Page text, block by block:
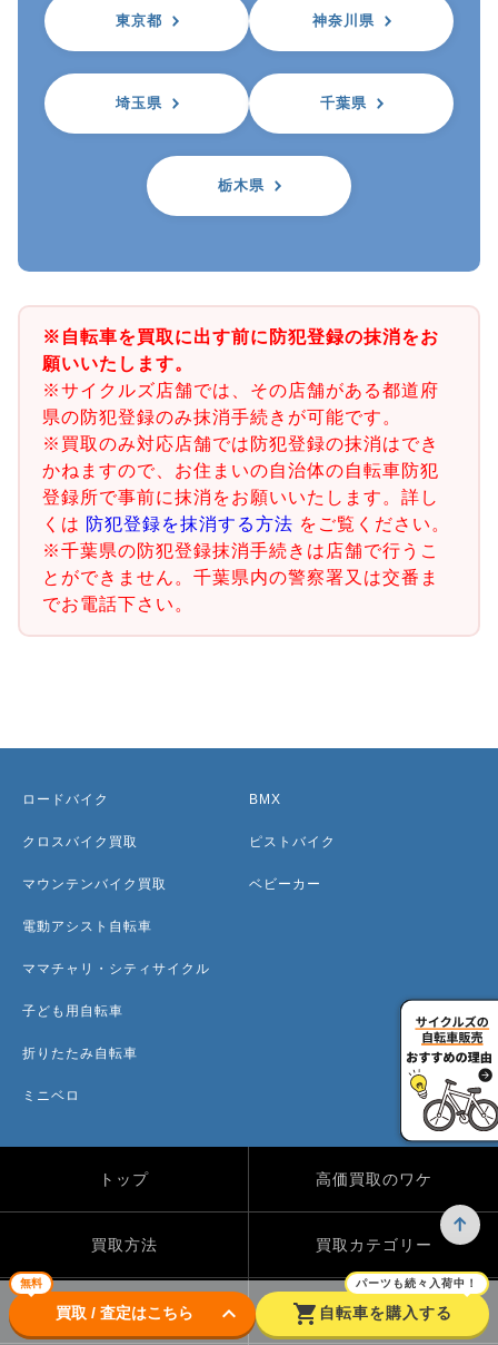
東京都 神奈川県
埼玉県 千葉県
栃木県
※自転車を買取に出す前に防犯登録の抹消をお
願いいたします。
※サイクルズ店舗では、その店舗がある都道府
県の防犯登録のみ抹消手続きが可能です。
※買取のみ対応店舗では防犯登録の抹消はでき
かねますので、お住まいの自治体の自転車防犯
登録所で事前に抹消をお願いいたします。詳し
くは 防犯登録を抹消する方法 をご覧ください。
※千葉県の防犯登録抹消手続きは店舗で行うこ
とができません。千葉県内の警察署又は交番ま
でお電話下さい。
無料
買取 / 査定はこちら keyboard_arrow_down shopping_cart
パーツも続々入荷中！
自転車を購入する
ロードバイク
クロスバイク買取
マウンテンバイク買取
電動アシスト自転車
ママチャリ・シティサイクル
子ども用自転車
折りたたみ自転車
ミニベロ
BMX
ピストバイク
ベビーカー
トップ 高価買取のワケ
買取方法 買取カテゴリー
買取実績 自転車のコラム